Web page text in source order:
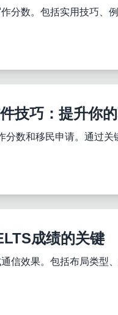
分数。包括实用技巧、
技巧：提升你
数和移民申请。通过关
成绩的关键
信效果。包括布局类